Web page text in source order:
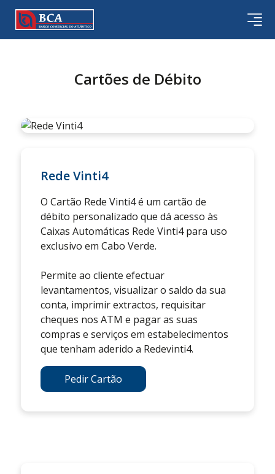
Cartões de Débito
Rede Vinti4
O Cartão Rede Vinti4 é um cartão de
débito personalizado que dá acesso às
Caixas Automáticas Rede Vinti4 para uso
exclusivo em Cabo Verde.
Permite ao cliente efectuar
levantamentos, visualizar o saldo da sua
conta, imprimir extractos, requisitar
cheques nos ATM e pagar as suas
compras e serviços em estabelecimentos
que tenham aderido a Redevinti4.
Pedir Cartão